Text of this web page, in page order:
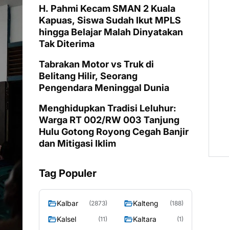
H. Pahmi Kecam SMAN 2 Kuala
Kapuas, Siswa Sudah Ikut MPLS
hingga Belajar Malah Dinyatakan
Tak Diterima
Tabrakan Motor vs Truk di
Belitang Hilir, Seorang
Pengendara Meninggal Dunia
Menghidupkan Tradisi Leluhur:
Warga RT 002/RW 003 Tanjung
Hulu Gotong Royong Cegah Banjir
dan Mitigasi Iklim
Tag Populer
Kalbar (2873) Kalteng (188)
Kalsel (11) Kaltara (1)